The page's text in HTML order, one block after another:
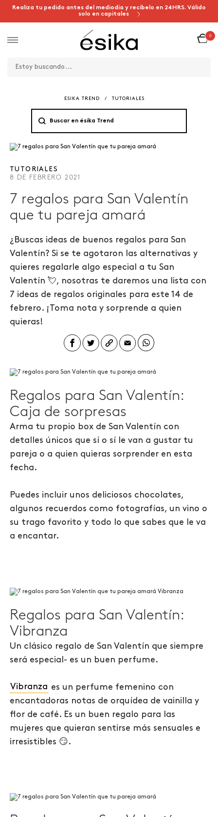
Realiza tu pedido antes del mediodía y recíbelo en 24HRS. Válido
solo en capitales
0
ESIKA TREND / TUTORIALES
TUTORIALES
8 DE FEBRERO 2021
7 regalos para San Valentín
que tu pareja amará
¿Buscas ideas de buenos regalos para San
Valentín? Si se te agotaron las alternativas y
quieres regalarle algo especial a tu San
Valentín 💘, nosotras te daremos una lista con
7 ideas de regalos originales para este 14 de
febrero. ¡Toma nota y sorprende a quien
quieras!
Regalos para San Valentín:
Caja de sorpresas
Arma tu propio box de San Valentín con
detalles únicos que sí o sí le van a gustar tu
pareja o a quien quieras sorprender en esta
fecha.
Puedes incluir unos deliciosos chocolates,
algunos recuerdos como fotografías, un vino o
su trago favorito y todo lo que sabes que le va
a encantar.
Regalos para San Valentín:
Vibranza
Un clásico regalo de San Valentín que siempre
será especial- es un buen perfume.
Vibranza es un perfume femenino con
encantadoras notas de orquídea de vainilla y
flor de café. Es un buen regalo para las
mujeres que quieran sentirse más sensuales e
irresistibles 😏.